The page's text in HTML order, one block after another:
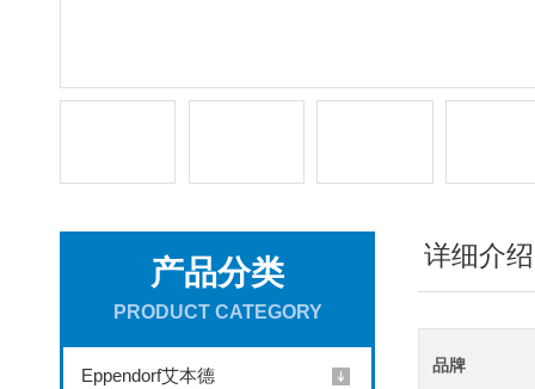
产品分类
PRODUCT CATEGORY
Eppendorf艾本德
详细介绍
品牌